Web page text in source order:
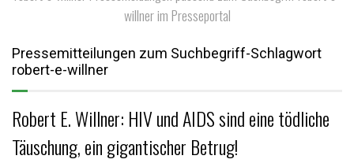
willner im Presseportal
Pressemitteilungen zum Suchbegriff-Schlagwort
robert-e-willner
Robert E. Willner: HIV und AIDS sind eine tödliche
Täuschung, ein gigantischer Betrug!